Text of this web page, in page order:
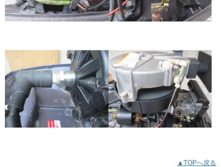
▲TOPへ戻る